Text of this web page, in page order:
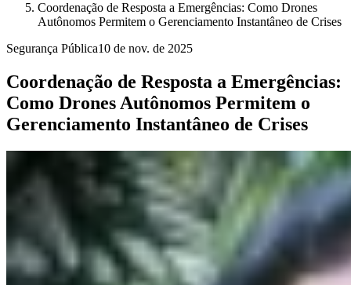
Coordenação de Resposta a Emergências: Como Drones
Autônomos Permitem o Gerenciamento Instantâneo de Crises
Segurança Pública10 de nov. de 2025
Coordenação de Resposta a Emergências:
Como Drones Autônomos Permitem o
Gerenciamento Instantâneo de Crises